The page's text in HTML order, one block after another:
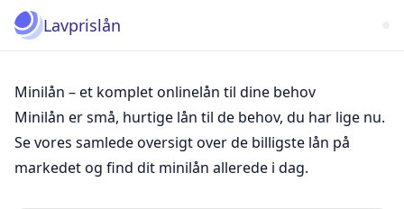
Lavprislån
Minilån – et komplet onlinelån til dine behov
Minilån er små, hurtige lån til de behov, du har lige nu.
Se vores samlede oversigt over de billigste lån på
markedet og find dit minilån allerede i dag.